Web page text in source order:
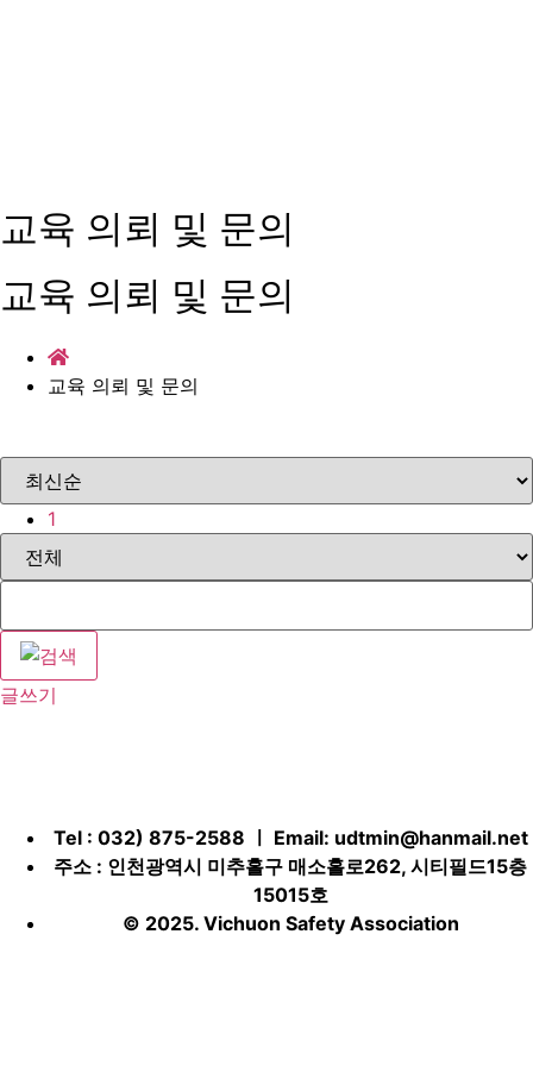
교육 의뢰 및 문의
교육 의뢰 및 문의
교육 의뢰 및 문의
1
글쓰기
Tel : 032) 875-2588 ㅣ Email: udtmin@hanmail.net
주소 : 인천광역시 미추홀구 매소홀로262, 시티필드15층
15015호
© 2025. Vichuon Safety Association